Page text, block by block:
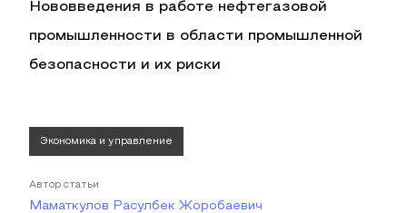
Нововведения в работе нефтегазовой
промышленности в области промышленной
безопасности и их риски
Экономика и управление
Автор статьи
Маматкулов Расулбек Жоробаевич